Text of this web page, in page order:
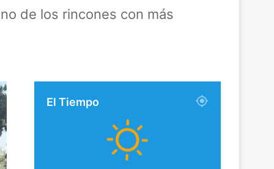
de los rincones con más
El Tiempo